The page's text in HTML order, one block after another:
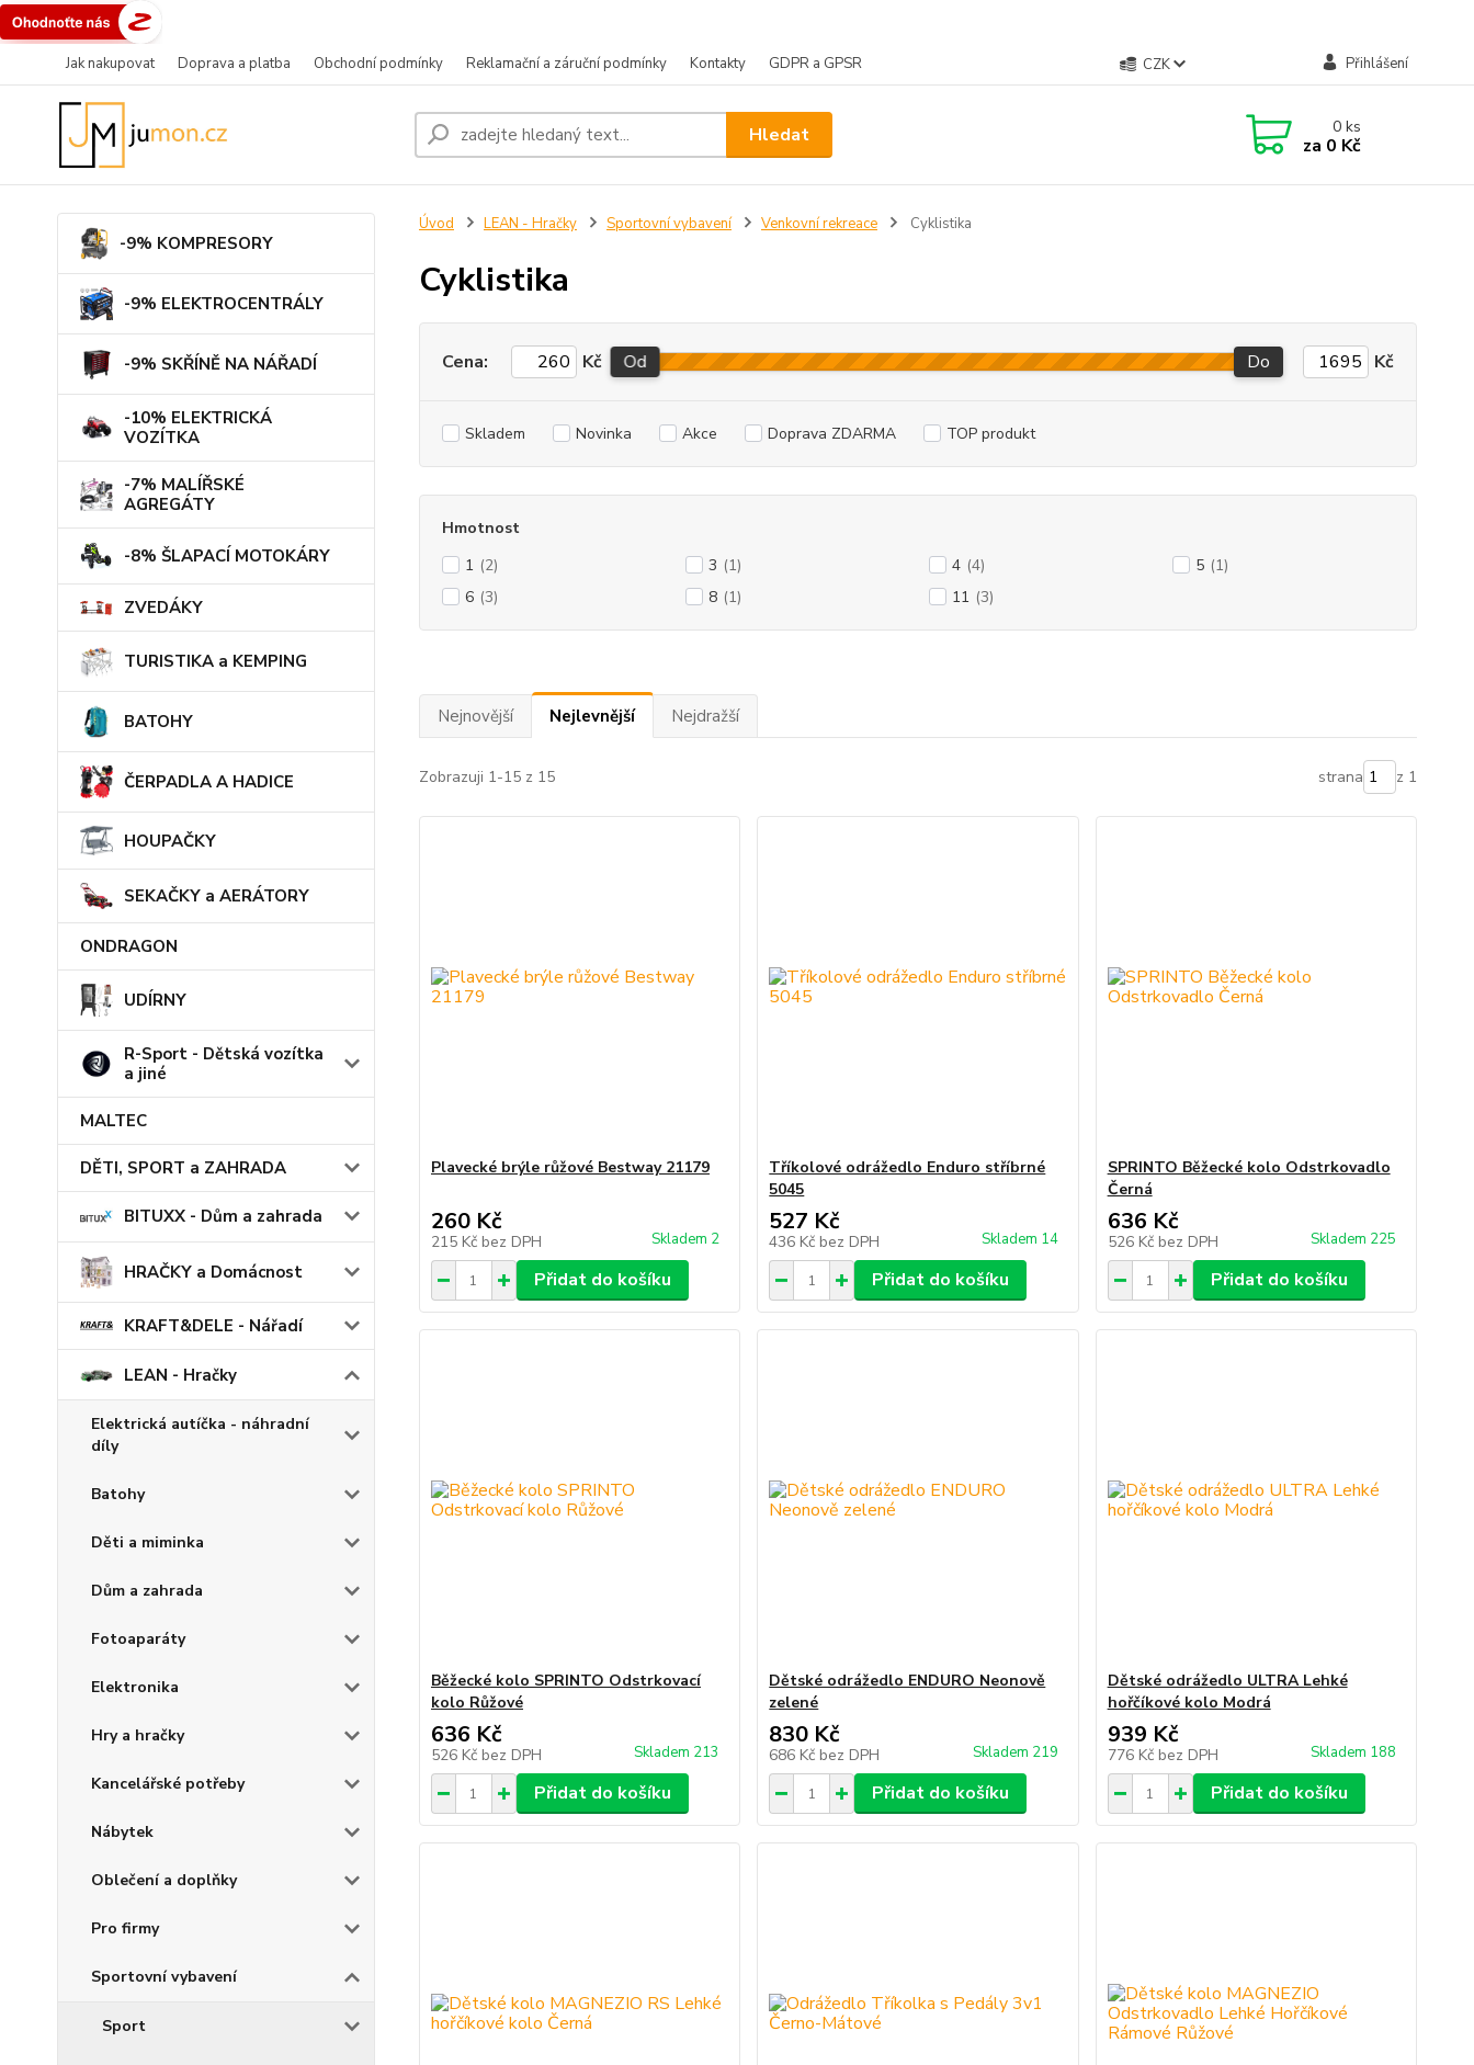
Jak nakupovat Doprava a platba Obchodní podmínky Reklamační a záruční podmínky Kontakty GDPR a GPSR CZK Přihlášení
Hledat 0ks
za 0 Kč
-9% KOMPRESORY
-9% ELEKTROCENTRÁLY
-9% SKŘÍNĚ NA NÁŘADÍ
-10% ELEKTRICKÁ
VOZÍTKA
-7% MALÍŘSKÉ
AGREGÁTY
-8% ŠLAPACÍ MOTOKÁRY
ZVEDÁKY
TURISTIKA a KEMPING
BATOHY
ČERPADLA A HADICE
HOUPAČKY
SEKAČKY a AERÁTORY
ONDRAGON
UDÍRNY
R-Sport - Dětská vozítka
a jiné
MALTEC
DĚTI, SPORT a ZAHRADA
BITUXX - Dům a zahrada
HRAČKY a Domácnost
KRAFT&DELE - Nářadí
LEAN - Hračky
Elektrická autíčka - náhradní
díly
Batohy
Děti a miminka
Dům a zahrada
Fotoaparáty
Elektronika
Hry a hračky
Kancelářské potřeby
Nábytek
Oblečení a doplňky
Pro firmy
Sportovní vybavení
Sport
Úvod LEAN - Hračky Sportovní vybavení Venkovní rekreace Cyklistika
Cyklistika
Cena: Kč Od Do Kč
Skladem Novinka Akce Doprava ZDARMA TOP produkt
Hmotnost
1 (2) 3 (1) 4 (4) 5 (1)
6 (3) 8 (1) 11 (3)
Nejnovější Nejlevnější Nejdražší
Zobrazuji 1-15 z 15 strana z 1
Plavecké brýle růžové Bestway 21179
260 Kč
215 Kč bez DPH Skladem 2
Přidat do košíku
Tříkolové odrážedlo Enduro stříbrné
5045
527 Kč
436 Kč bez DPH Skladem 14
Přidat do košíku
SPRINTO Běžecké kolo Odstrkovadlo
Černá
636 Kč
526 Kč bez DPH Skladem 225
Přidat do košíku
Běžecké kolo SPRINTO Odstrkovací
kolo Růžové
636 Kč
526 Kč bez DPH Skladem 213
Přidat do košíku
Dětské odrážedlo ENDURO Neonově
zelené
830 Kč
686 Kč bez DPH Skladem 219
Přidat do košíku
Dětské odrážedlo ULTRA Lehké
hořčíkové kolo Modrá
939 Kč
776 Kč bez DPH Skladem 188
Přidat do košíku